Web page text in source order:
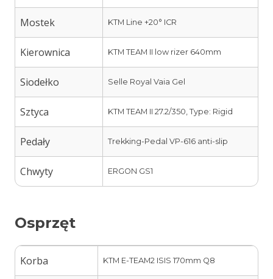
Mostek KTM Line +20° ICR
Kierownica KTM TEAM II low rizer 640mm
Siodełko Selle Royal Vaia Gel
Sztyca KTM TEAM II 27.2/350, Type: Rigid
Pedały Trekking-Pedal VP-616 anti-slip
Chwyty ERGON GS1
Osprzęt
Korba KTM E-TEAM2 ISIS 170mm Q8